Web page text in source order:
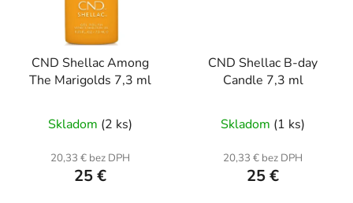
CND Shellac Among
The Marigolds 7,3 ml
Skladom (2 ks)
20,33 € bez DPH
25 €
CND Shellac B-day
Candle 7,3 ml
Skladom (1 ks)
20,33 € bez DPH
25 €